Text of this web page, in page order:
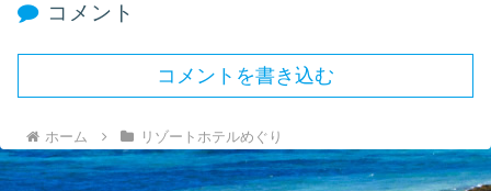
コメント
コメントを書き込む
ホーム リゾートホテルめぐり